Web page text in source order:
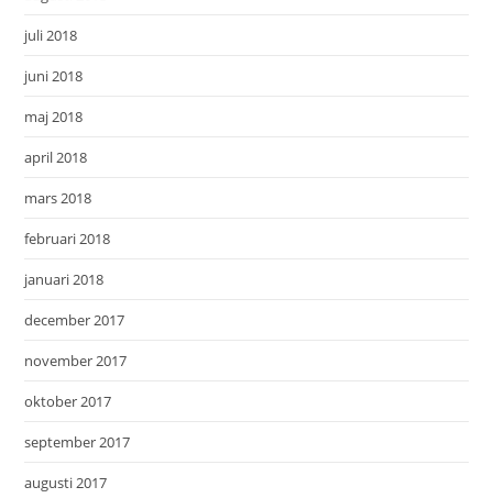
juli 2018
juni 2018
maj 2018
april 2018
mars 2018
februari 2018
januari 2018
december 2017
november 2017
oktober 2017
september 2017
augusti 2017